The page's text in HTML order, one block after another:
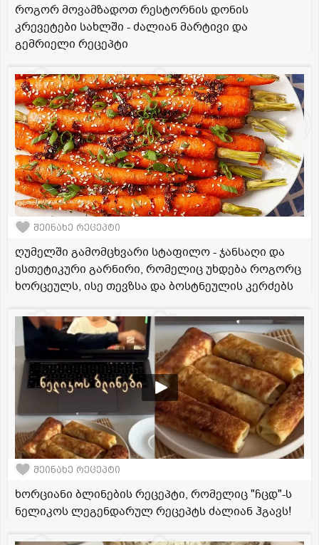
როგორ მოვამზადოთ რესტორნის დონის
კრევეტები სახლში - ძალიან მარტივი და
გემრიელი რეცეპტი
შეინახე რეცეპტი
ღუმელში გამომცხვარი სტაფილო - ჯანსაღი და
ესთეტიკური გარნირი, რომელიც უხდება როგორც
ხორცეულს, ისე თევზსა და ბოსტნეულის კერძებს
შეინახე რეცეპტი
ხორციანი ბლინების რეცეპტი, რომელიც "ჩცდ"-ს
ნელიკოს ლეგენდარულ რეცეპტს ძალიან ჰგავს!